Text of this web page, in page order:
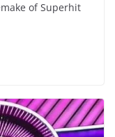
of Superhit